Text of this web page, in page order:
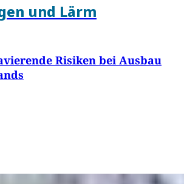
und Lärm
Risiken bei Ausbau